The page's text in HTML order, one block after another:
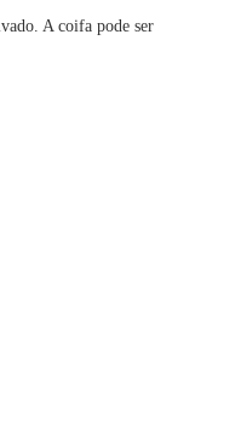
A coifa pode ser